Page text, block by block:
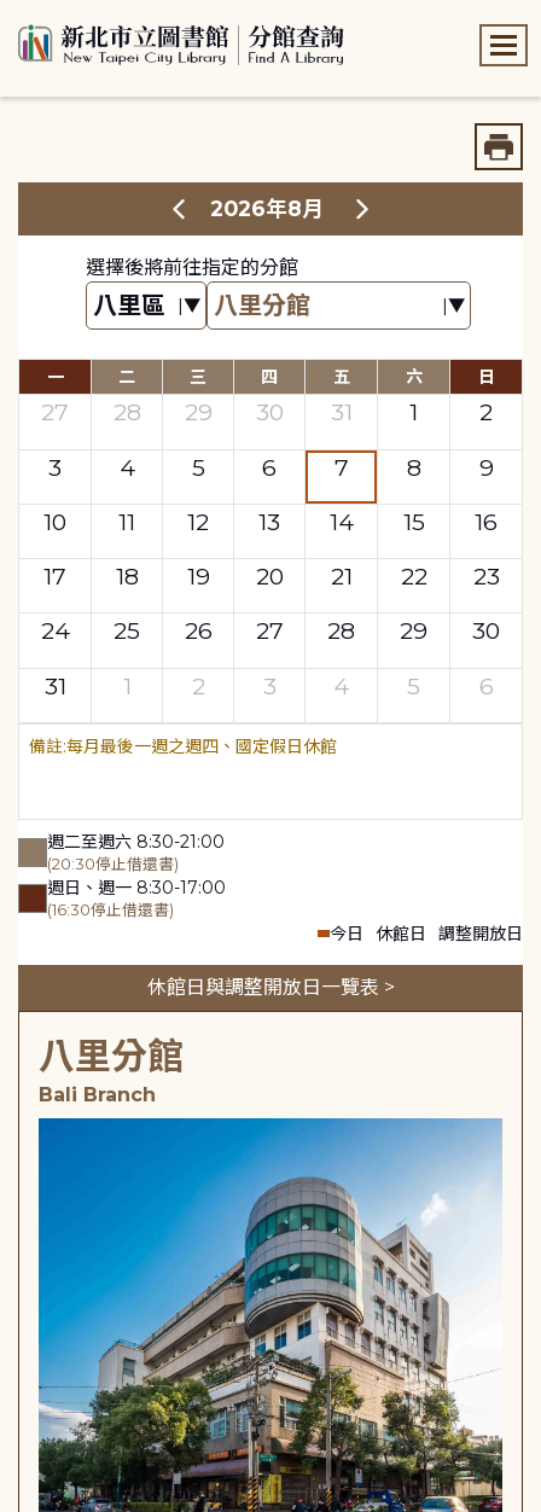
2026年8月
選擇後將前往指定的分館
一 二 三 四 五 六 日
27 28 29 30 31 1
2
3
4 5 6 7 8
9
10
11 12 13 14 15
16
17
18 19 20 21 22
23
24
25 26 27 28 29
30
31
1 2 3 4 5 6
每月最後一週之週四、國定假日休館
週二至週六 8:30-21:00
(20:30停止借還書)
週日、週一 8:30-17:00
(16:30停止借還書)
今日 休館日 調整開放日
休館日與調整開放日一覽表 >
八里分館
Bali Branch